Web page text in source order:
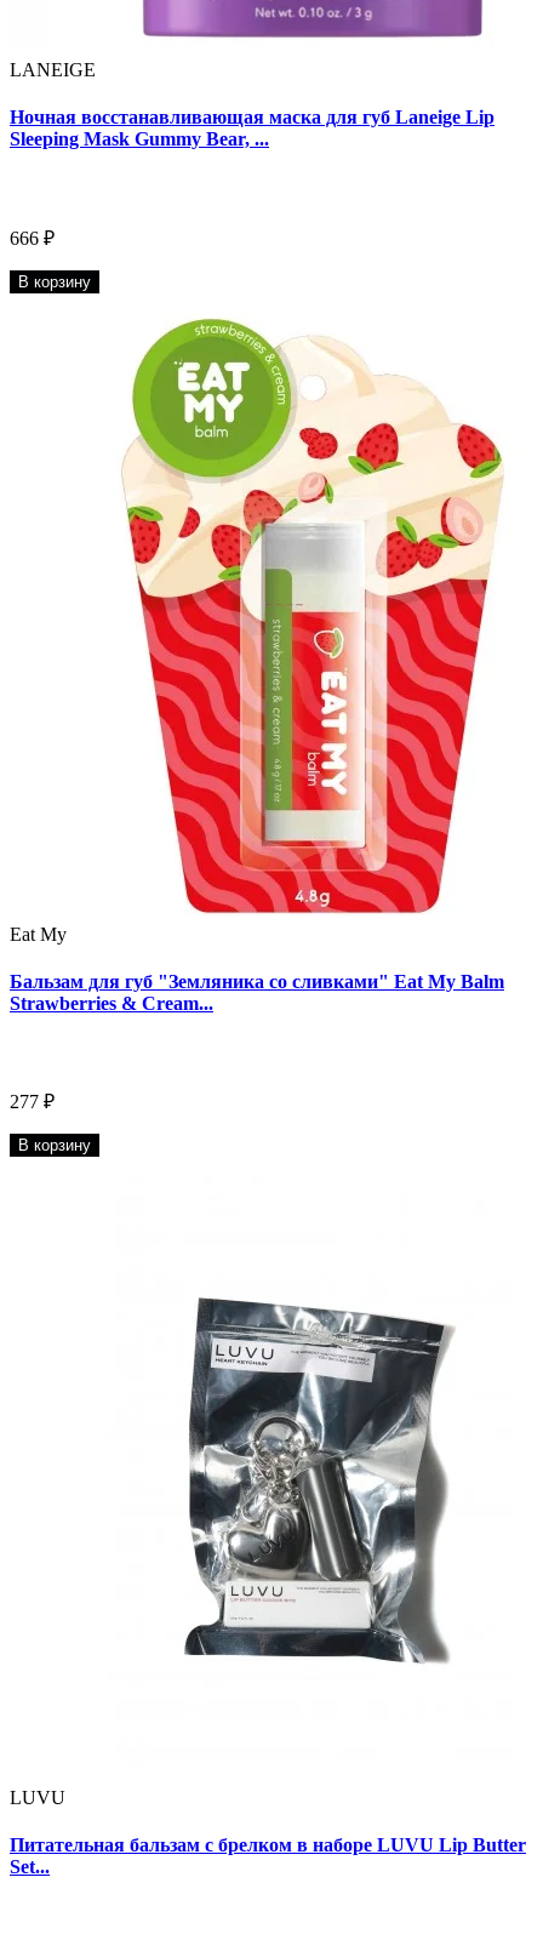
LANEIGE
Ночная восстанавливающая маска для губ Laneige Lip
Sleeping Mask Gummy Bear, ...
666 ₽
В корзину
Eat My
Бальзам для губ "Земляника со сливками" Eat My Balm
Strawberries & Cream...
277 ₽
В корзину
LUVU
Питательная бальзам с брелком в наборе LUVU Lip Butter
Set...